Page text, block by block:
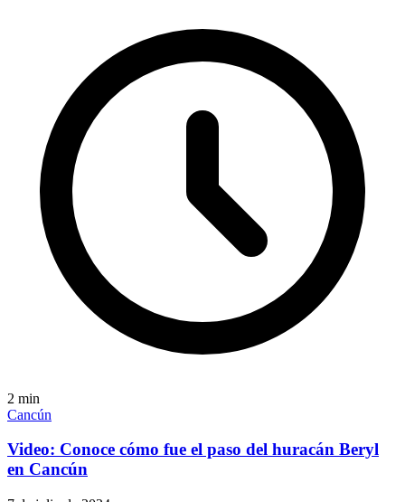
2 min
Cancún
Video: Conoce cómo fue el paso del huracán Beryl
en Cancún